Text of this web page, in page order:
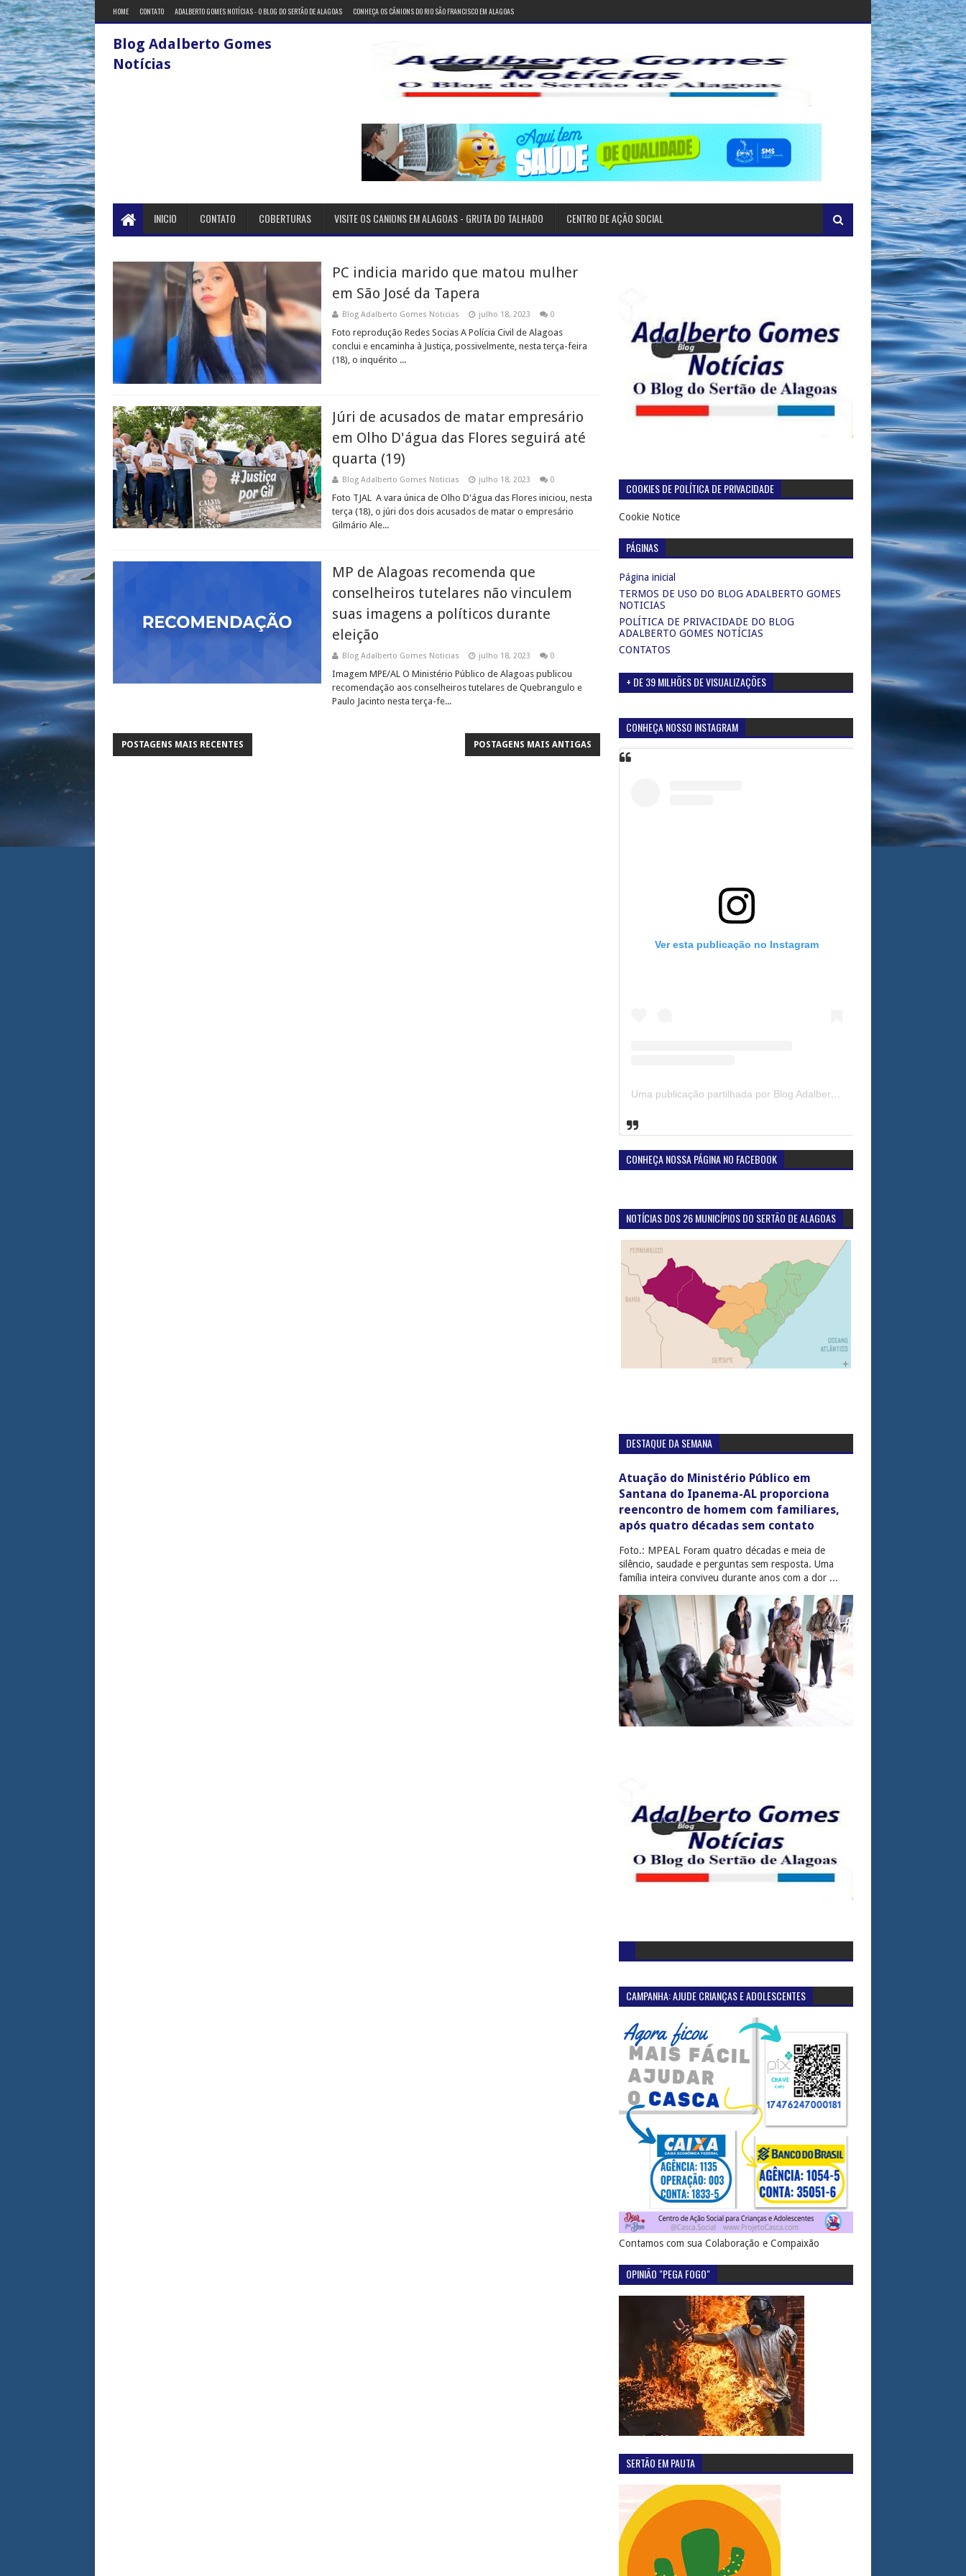
HOME CONTATO ADALBERTO GOMES NOTÍCIAS - O BLOG DO SERTÃO DE ALAGOAS CONHEÇA OS CÂNIONS DO RIO SÃO FRANCISCO EM ALAGOAS
Blog Adalberto Gomes
Notícias
INICIO CONTATO COBERTURAS VISITE OS CANIONS EM ALAGOAS - GRUTA DO TALHADO CENTRO DE AÇÃO SOCIAL
PC indicia marido que matou mulher
em São José da Tapera
Blog Adalberto Gomes Noticias julho 18, 2023 0
Foto reprodução Redes Socias A Polícia Civil de Alagoas
conclui e encaminha à Justiça, possivelmente, nesta terça-feira
(18), o inquérito ...
Júri de acusados de matar empresário
em Olho D'água das Flores seguirá até
quarta (19)
Blog Adalberto Gomes Noticias julho 18, 2023 0
Foto TJAL A vara única de Olho D'água das Flores iniciou, nesta
terça (18), o júri dos dois acusados de matar o empresário
Gilmário Ale...
MP de Alagoas recomenda que
conselheiros tutelares não vinculem
suas imagens a políticos durante
eleição
Blog Adalberto Gomes Noticias julho 18, 2023 0
Imagem MPE/AL O Ministério Público de Alagoas publicou
recomendação aos conselheiros tutelares de Quebrangulo e
Paulo Jacinto nesta terça-fe...
POSTAGENS MAIS RECENTES POSTAGENS MAIS ANTIGAS
COOKIES DE POLÍTICA DE PRIVACIDADE
Cookie Notice
PÁGINAS
Página inicial
TERMOS DE USO DO BLOG ADALBERTO GOMES
NOTICIAS
POLÍTICA DE PRIVACIDADE DO BLOG
ADALBERTO GOMES NOTÍCIAS
CONTATOS
+ DE 39 MILHÕES DE VISUALIZAÇÕES
CONHEÇA NOSSO INSTAGRAM
Ver esta publicação no Instagram
Uma publicação partilhada por Blog Adalberto Gomes Noticias (@blogadalbertogomesnoticiass)
CONHEÇA NOSSA PÁGINA NO FACEBOOK
NOTÍCIAS DOS 26 MUNICÍPIOS DO SERTÃO DE ALAGOAS
DESTAQUE DA SEMANA
Atuação do Ministério Público em
Santana do Ipanema-AL proporciona
reencontro de homem com familiares,
após quatro décadas sem contato
Foto.: MPEAL Foram quatro décadas e meia de
silêncio, saudade e perguntas sem resposta. Uma
família inteira conviveu durante anos com a dor ...
CAMPANHA: AJUDE CRIANÇAS E ADOLESCENTES
Contamos com sua Colaboração e Compaixão
OPINIÃO "PEGA FOGO"
SERTÃO EM PAUTA